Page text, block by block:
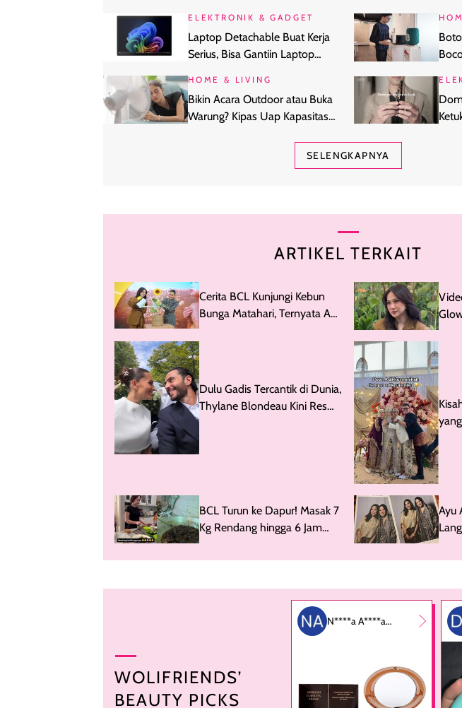
ELEKTRONIK & GADGET
Laptop Detachable Buat Kerja
Serius, Bisa Gantiin Laptop
HOME & LIVING
Bikin Acara Outdoor atau Buka
Warung? Kipas Uap Kapasitas
SELENGKAPNYA
ARTIKEL TERKAIT
Cerita BCL Kunjungi Kebun
Bunga Matahari, Ternyata Ada
Dulu Gadis Tercantik di Dunia,
Thylane Blondeau Kini Resmi
BCL Turun ke Dapur! Masak 7
Kg Rendang hingga 6 Jam
Ayu
WOLIFRIENDS’
BEAUTY PICKS
N****a A****a